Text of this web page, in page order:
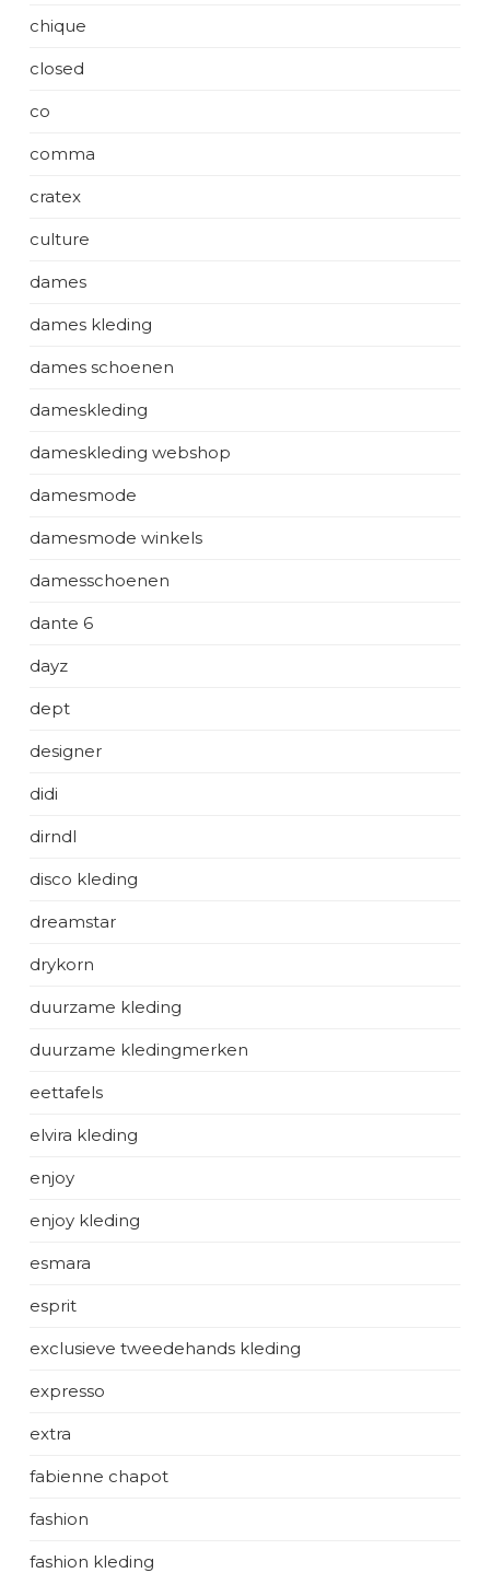
chique
closed
co
comma
cratex
culture
dames
dames kleding
dames schoenen
dameskleding
dameskleding webshop
damesmode
damesmode winkels
damesschoenen
dante 6
dayz
dept
designer
didi
dirndl
disco kleding
dreamstar
drykorn
duurzame kleding
duurzame kledingmerken
eettafels
elvira kleding
enjoy
enjoy kleding
esmara
esprit
exclusieve tweedehands kleding
expresso
extra
fabienne chapot
fashion
fashion kleding